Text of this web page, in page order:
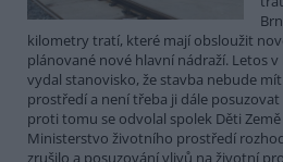
kilometry tratí, které mají obsloužit
plánované nové hlavní nádraží. Letos
vydal stanovisko, že stavba nebude
prostředí a není třeba ji dále
proti tomu se odvolal spolek Děti Země
Ministerstvo životního prostředí
zrušilo a posuzování vlivů na životní